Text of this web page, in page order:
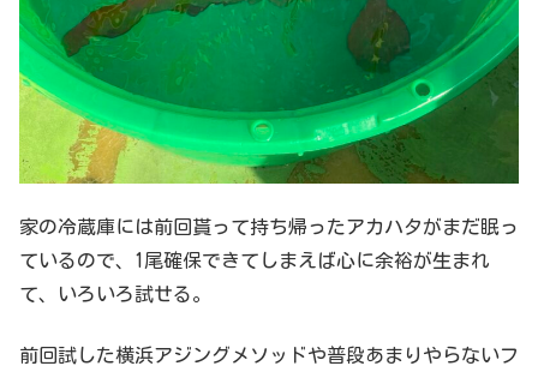
家の冷蔵庫には前回貰って持ち帰ったアカハタがまだ眠っ
ているので、1尾確保できてしまえば心に余裕が生まれ
て、いろいろ試せる。
前回試した横浜アジングメソッドや普段あまりやらないフ